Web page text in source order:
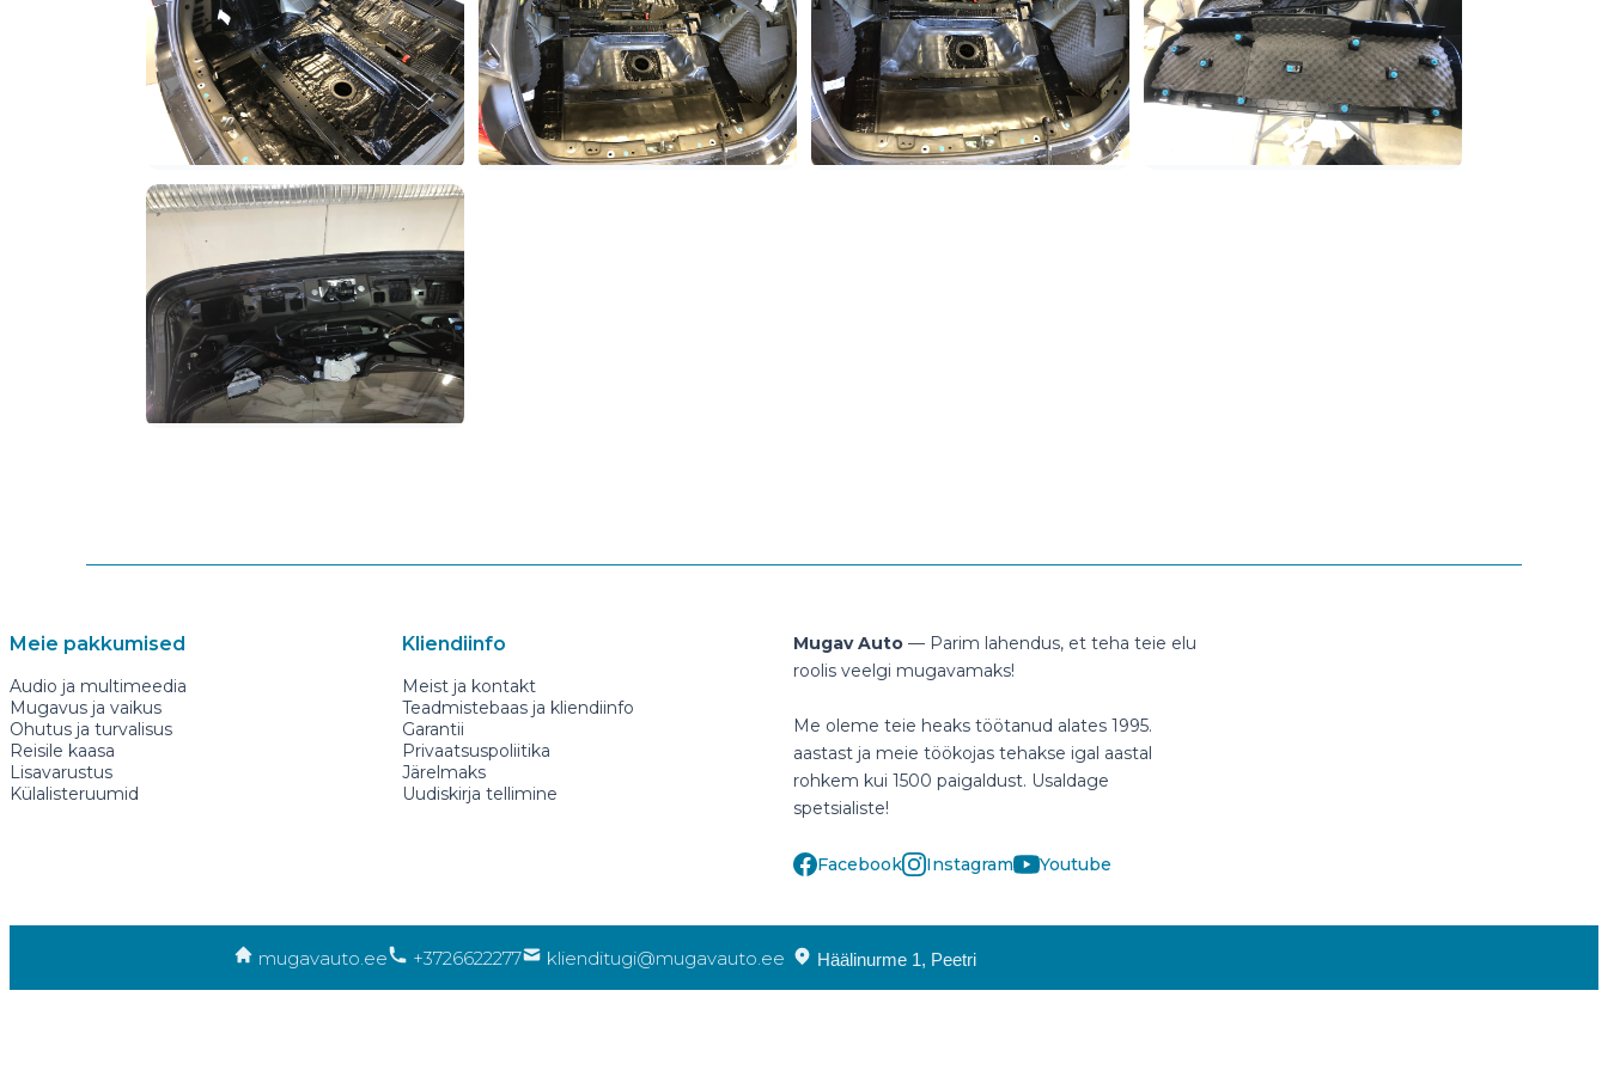
Meie pakkumised
Audio ja multimeedia
Mugavus ja vaikus
Ohutus ja turvalisus
Reisile kaasa
Lisavarustus
Külalisteruumid
Kliendiinfo
Meist ja kontakt
Teadmistebaas ja kliendiinfo
Garantii
Privaatsuspoliitika
Järelmaks
Uudiskirja tellimine
Mugav Auto — Parim lahendus, et teha teie elu
roolis veelgi mugavamaks!
Me oleme teie heaks töötanud alates 1995.
aastast ja meie töökojas tehakse igal aastal
rohkem kui 1500 paigaldust. Usaldage
spetsialiste!
Facebook Instagram Youtube
mugavauto.ee +3726622277 klienditugi@mugavauto.ee Häälinurme 1, Peetri